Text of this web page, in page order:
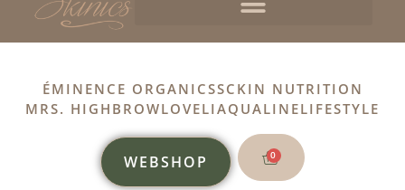
ÉMINENCE ORGANICSSCKIN NUTRITION
MRS. HIGHBROWLOVELIAQUALINELIFESTYLE
WEBSHOP 0